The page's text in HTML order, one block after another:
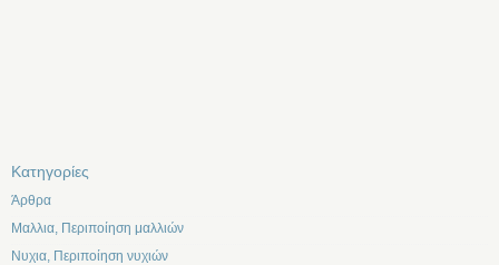
Kατηγορίες
Άρθρα
Μαλλια, Περιποίηση μαλλιών
Νυχια, Περιποίηση νυχιών